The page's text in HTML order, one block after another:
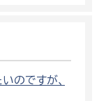
のですが、